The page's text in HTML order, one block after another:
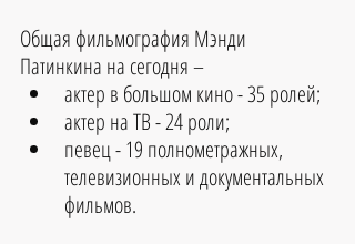
Общая фильмография Мэнди
Патинкина на сегодня –
актер в большом кино - 35 ролей;
актер на ТВ - 24 роли;
певец - 19 полнометражных,
телевизионных и документальных
фильмов.